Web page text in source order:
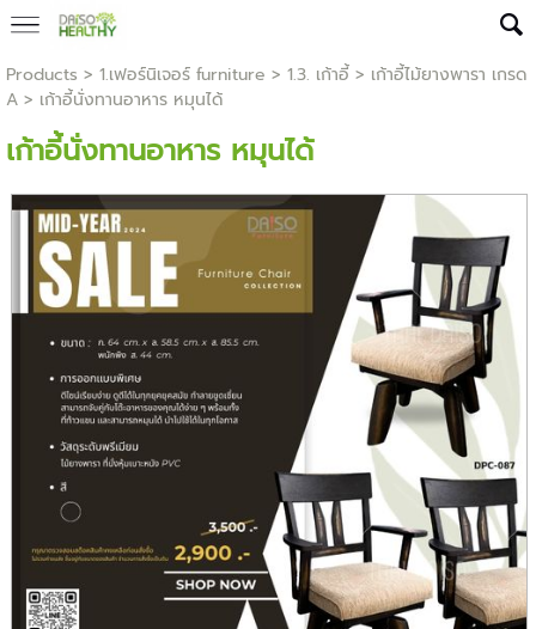
Products > 1.เฟอร์นิเจอร์ furniture > 1.3. เก้าอี้ > เก้าอี้ไม้ยางพารา เกรด
A> เก้าอี้นั่งทานอาหาร หมุนได้
เก้าอี้นั่งทานอาหาร หมุนได้